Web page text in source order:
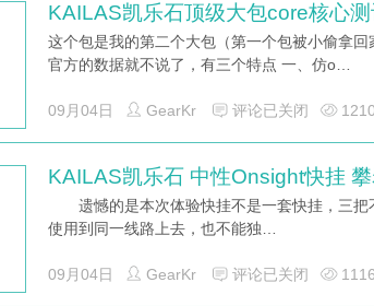
KAILAS凯乐石顶级大包core核心
这个包是我的第二个大包（第一个包被小偷拿回
官方的数据就不说了，有三个特点 一、仿o…
09月04日 GearKr 评论已关闭
KAILAS凯乐石 中性Onsight快挂
遗憾的是本次体验快挂不是一套快挂，三把
使用到同一线路上去，也不能独…
09月04日 GearKr 评论已关闭